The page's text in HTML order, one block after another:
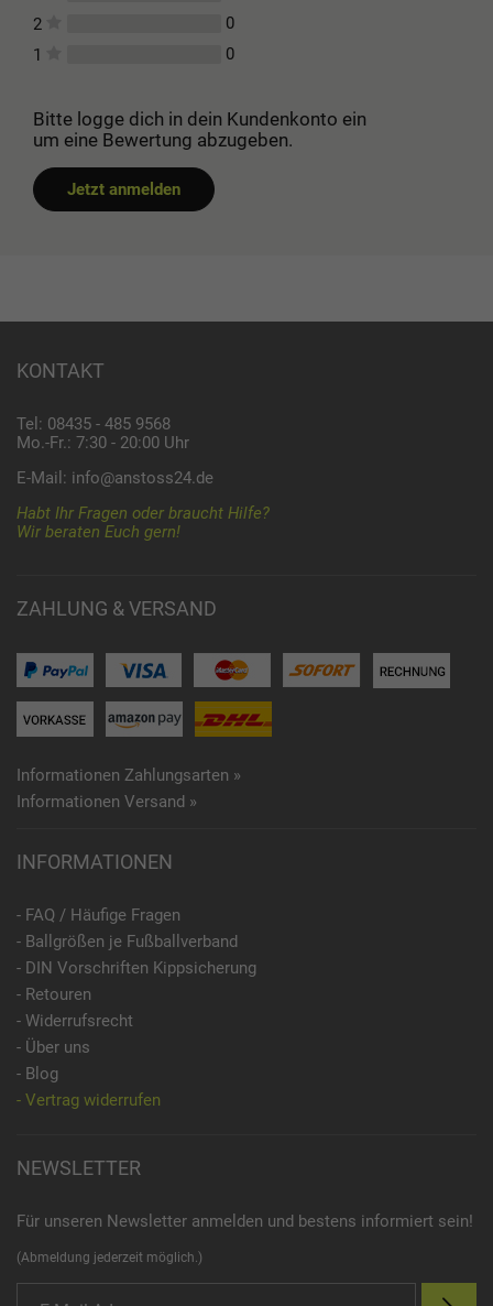
2
0
1
0
Bitte logge dich in dein Kundenkonto ein
um eine Bewertung abzugeben.
Jetzt anmelden
KONTAKT
Tel: 08435 - 485 9568
Mo.-Fr.: 7:30 - 20:00 Uhr
E-Mail: info@anstoss24.de
Habt Ihr Fragen oder braucht Hilfe?
Wir beraten Euch gern!
ZAHLUNG & VERSAND
Informationen Zahlungsarten »
Informationen Versand »
INFORMATIONEN
- FAQ / Häufige Fragen
- Ballgrößen je Fußballverband
- DIN Vorschriften Kippsicherung
- Retouren
- Widerrufsrecht
- Über uns
- Blog
- Vertrag widerrufen
NEWSLETTER
Für unseren Newsletter anmelden und bestens informiert sein!
(Abmeldung jederzeit möglich.)